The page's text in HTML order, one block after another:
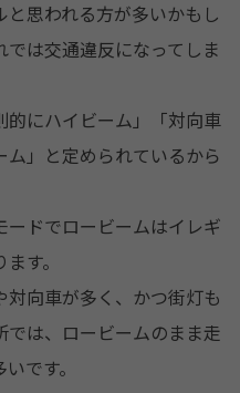
思われる方が多いかもし
は交通違反になってしま
的にハイビーム」「対向車
」と定められているから
ドでロービームはイレギ
す。
向車が多く、かつ街灯も
は、ロービームのまま走
です。